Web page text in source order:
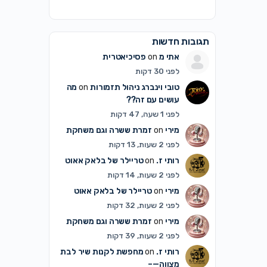
תגובות חדשות
אתי מon פסיכיאטרית
לפני 30 דקות
טובי וינברג ניהול תזמורותon
מה
עושים עם זה??
לפני 1 שעה, 47 דקות
מירי זמרת ששרה וגם משחקת
לפני 2 שעות, 13 דקות
רותי ז. טריילר של בלאק אאוט
לפני 2 שעות, 14 דקות
מירי טריילר של בלאק אאוט
לפני 2 שעות, 32 דקות
מירי זמרת ששרה וגם משחקת
לפני 2 שעות, 39 דקות
רותי ז.
מחפשת לקנות שיר לבת
מצווה—–